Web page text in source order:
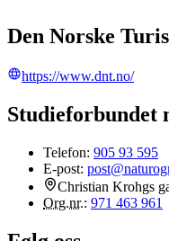
Den Norske
https://www.dnt.no/
Studieforbundet
Telefon: 905 93 595
E-post:
Christian Krohgs
Org.nr.: 971 463 961